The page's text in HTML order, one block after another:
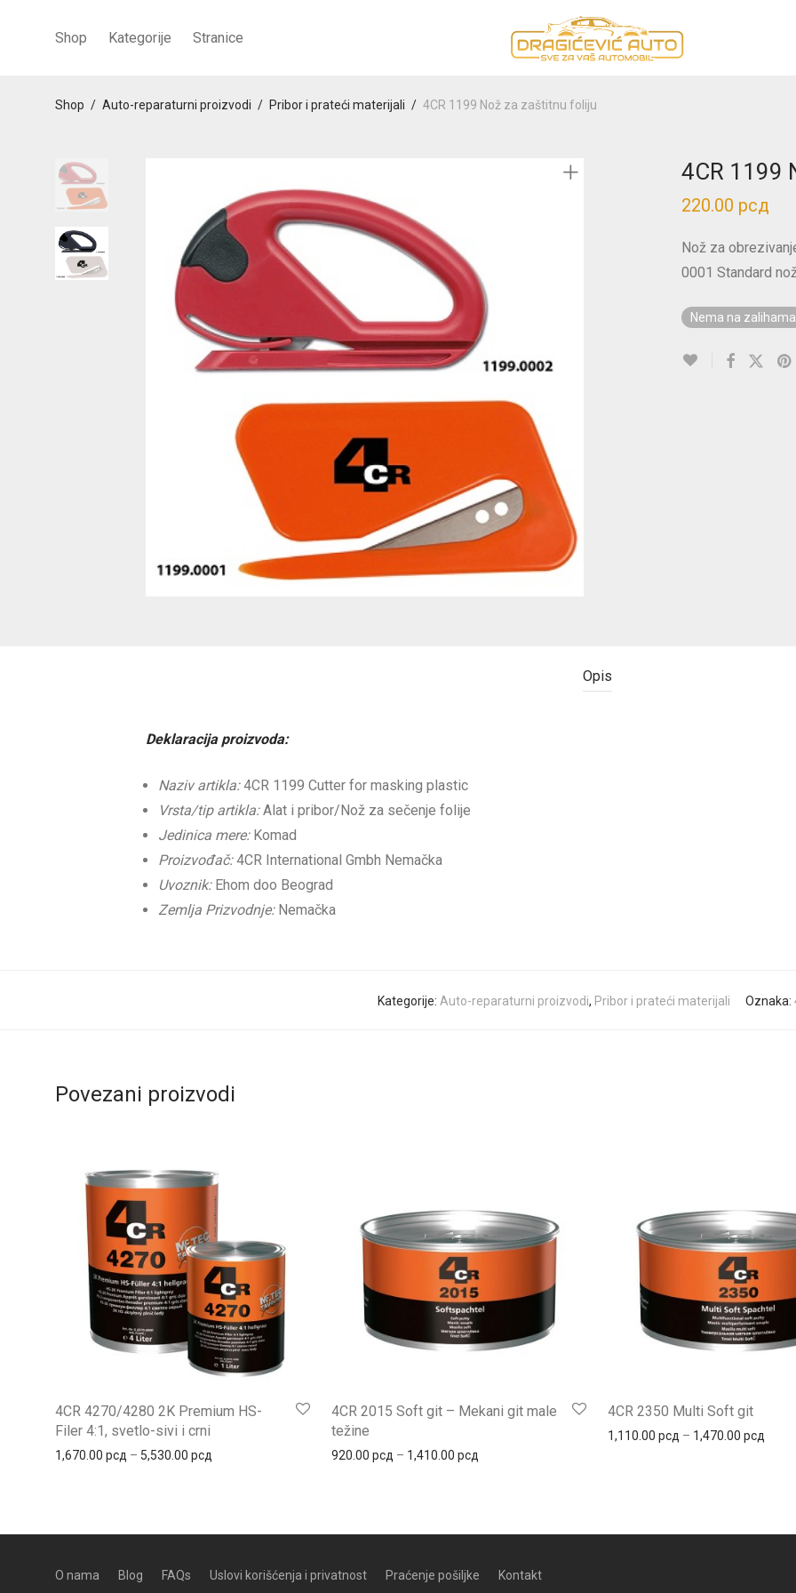
Shop Kategorije Stranice
Shop / Auto-reparaturni proizvodi / Pribor i prateći materijali / 4CR 1199 Nož za zaštitnu foliju
4CR 1199
220.00 рсд
Nož za
0001 Standard
Nema na zalihama
Opis
Deklaracija proizvoda:
Naziv artikla:4CR 1199 Cutter for masking plastic
Vrsta/tip artikla:Alat i pribor/Nož za sečenje folije
Jedinica mere:Komad
Proizvođač:4CR International Gmbh Nemačka
Uvoznik:Ehom doo Beograd
Zemlja Prizvodnje:Nemačka
Kategorije: Auto-reparaturni proizvodi, Pribor i prateći materijali Oznaka:
Povezani proizvodi
4CR 4270/4280 2K Premium HS-
Filer 4:1, svetlo-sivi i crni
1,670.00 рсд – 5,530.00 рсд Распон цена: од 1,670.00 рсд до 5,530.00 рсд
4CR 2015 Soft git – Mekani git male
težine
920.00 рсд – 1,410.00 рсд
4CR 2350 Multi Soft git
1,110.00 рсд – 1,470.00 рсд
O nama Blog FAQs Uslovi korišćenja i privatnost Praćenje pošiljke Kontakt